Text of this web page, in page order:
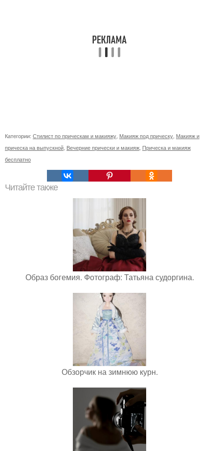
Категории: Стилист по прическам и макияжу Макияж под прическу Макияж и
прическа на выпускной Вечерние прически и макияж Прическа и макияж
бесплатно
Читайте также
Образ богемия. Фотограф: Татьяна судоргина.
Обзорчик на зимнюю курн.